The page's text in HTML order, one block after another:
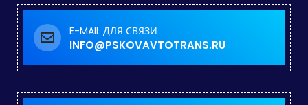
E-MAIL ДЛЯ СВЯЗИ
INFO@PSKOVAVTOTRANS.RU